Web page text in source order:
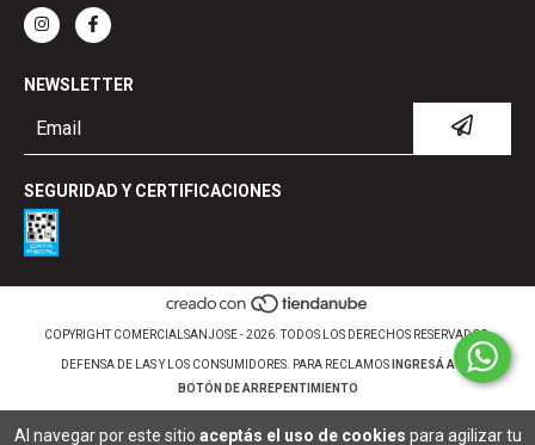
Al navegar por este sitio aceptás el uso de cookies para agilizar tu
NEWSLETTER
SEGURIDAD Y CERTIFICACIONES
COPYRIGHT COMERCIALSANJOSE - 2026. TODOS LOS DERECHOS RESERVADOS.
DEFENSA DE LAS Y LOS CONSUMIDORES. PARA RECLAMOS
INGRESÁ ACÁ.
BOTÓN DE ARREPENTIMIENTO